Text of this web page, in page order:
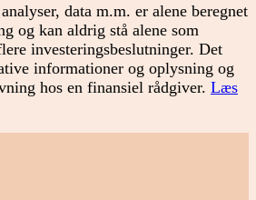
data m.m. er alene beregnet
og kan aldrig stå alene som
investeringsbeslutninger. Det
informationer og oplysning og
hos en finansiel rådgiver. Læs